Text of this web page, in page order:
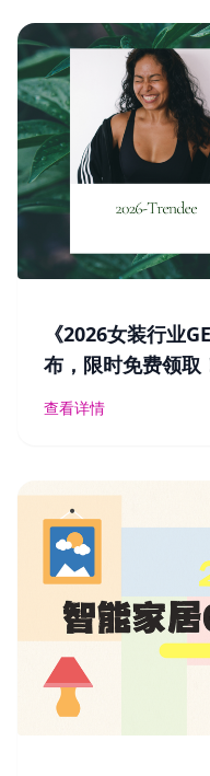
《2026女装行业
布，限时免费领取
查看详情